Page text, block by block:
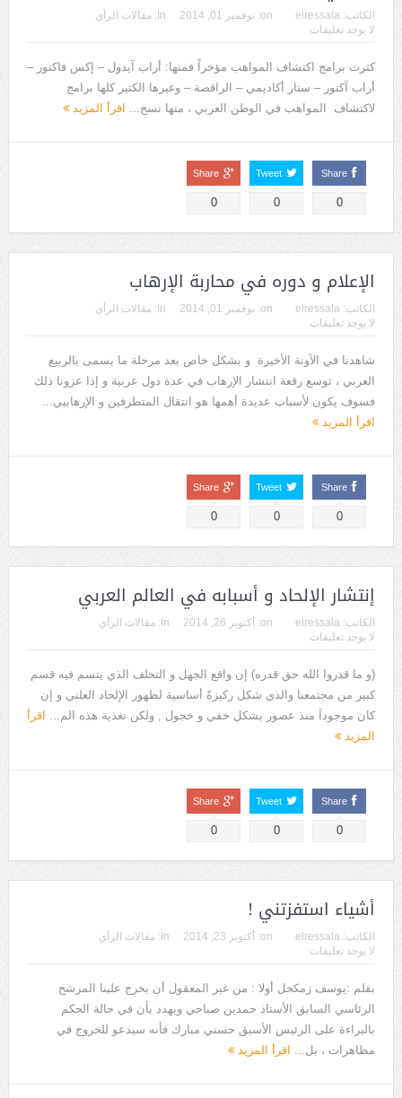
الكاتب: elressala
on: نوفمبر 01, 2014 In: مقالات الرأي
لا يوجد تعليقات
كثرت برامج اكتشاف المواهب مؤخراً فمنها: أراب آيدول – إكس فاكتور –
أراب آكتور – ستار أكاديمي – الراقصة – وغيرها الكثير كلها برامج
لاكتشاف المواهب في الوطن العربي ، منها نسخ... اقرأ المزيد
Share
0
Tweet
0
Share
0
الإعلام و دوره في محاربة الإرهاب
الكاتب: elressala
on: نوفمبر 01, 2014 In: مقالات الرأي
لا يوجد تعليقات
شاهدنا في الآونة الأخيرة و بشكل خاص بعد مرحلة ما يسمى بالربيع
العربي ، توسع رقعة انتشار الإرهاب في عدة دول عربية و إذا عزونا ذلك
فسوف يكون لأسباب عديدة أهمها هو انتقال المتطرفين و الإرهابيي...
اقرأ المزيد
Share
0
Tweet
0
Share
0
إنتشار الإلحاد و أسبابه في العالم العربي‎ ‎
الكاتب: elressala
on: أكتوبر 26, 2014 In: مقالات الرأي
لا يوجد تعليقات
(و ما قدروا الله حق قدره) إن واقع الجهل و التخلف الذي يتسم فيه قسم
كبير من مجتمعنا والذي شكل ركيزةً أساسية لظهور الإلحاد العلني و إن
كان موجوداَ منذ عصور بشكل خفي و خجول , ولكن تغذية هذه الم...
اقرأ
المزيد
Share
0
Tweet
0
Share
0
أشياء استفزتني !
الكاتب: elressala
on: أكتوبر 23, 2014 In: مقالات الرأي
لا يوجد تعليقات
بقلم :يوسف زمكحل أولا : من غير المعقول أن يخرج علينا المرشح
الرئاسي السابق الأستاذ حمدين صباحي ويهدد بأن في حالة الحكم
بالبراءة على الرئيس الأسبق حسني مبارك فأنه سيدعو للخروج في
مظاهرات ، بل...
اقرأ المزيد